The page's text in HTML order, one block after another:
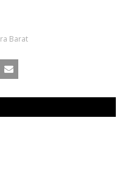
Barat